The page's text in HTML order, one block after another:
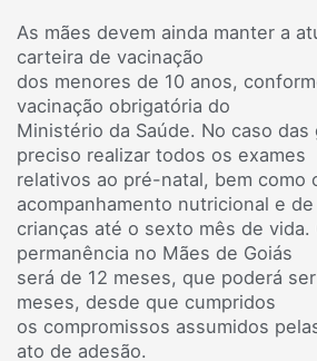
As mães devem ainda manter a
carteira de vacinação
dos menores de 10 anos,
vacinação obrigatória do
Ministério da Saúde. No caso
preciso realizar todos os exames
relativos ao pré-natal, bem como
acompanhamento nutricional e
crianças até o sexto mês de vida.
permanência no Mães de Goiás
será de 12 meses, que poderá
meses, desde que cumpridos
os compromissos assumidos
ato de adesão.